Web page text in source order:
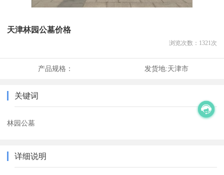
天津林园公墓价格
浏览次数： 1321 次
产品规格： 发货地:天津市
关键词
林园公墓
详细说明